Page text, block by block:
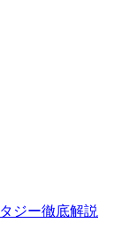
ジー徹底解説